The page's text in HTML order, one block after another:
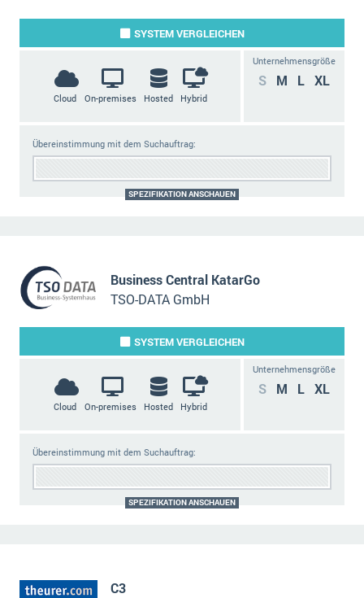
SYSTEMVERGLEICHEN
Cloud On-premises Hosted Hybrid
Unternehmensgröße
S M L XL
Übereinstimmung mit dem Suchauftrag:
SPEZIFIKATION ANSCHAUEN
Business Central KatarGo
TSO-DATA GmbH
SYSTEMVERGLEICHEN
Cloud On-premises Hosted Hybrid
Unternehmensgröße
S M L XL
Übereinstimmung mit dem Suchauftrag:
SPEZIFIKATION ANSCHAUEN
C3